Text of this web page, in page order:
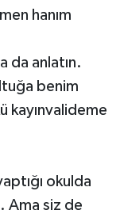
hanım
da anlatın.
benim
kayınvalideme
okulda
Ama siz de